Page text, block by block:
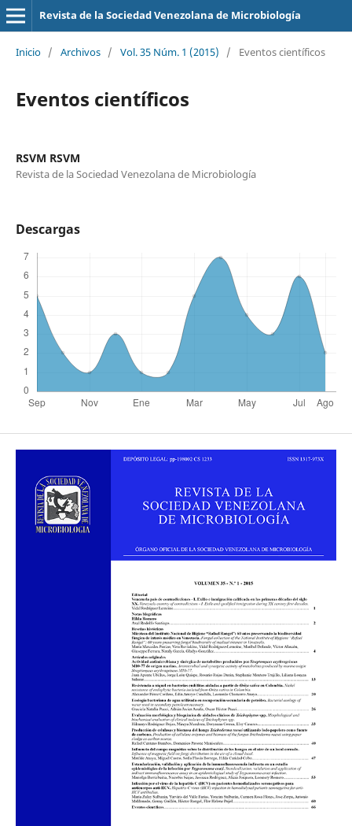
Revista de la Sociedad Venezolana de Microbiología
Inicio / Archivos / Vol. 35 Núm. 1 (2015) / Eventos científicos
Eventos científicos
RSVM RSVM
Revista de la Sociedad Venezolana de Microbiología
Descargas